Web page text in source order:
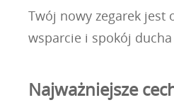
Twój nowy zegarek jest
wsparcie i spokój ducha
Najważniejsze